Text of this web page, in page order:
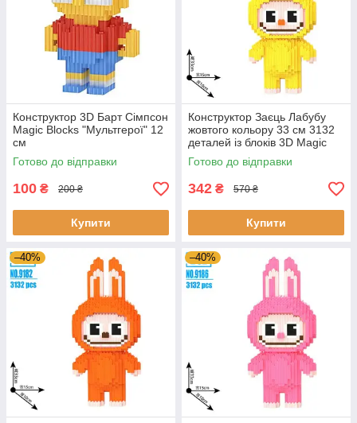
Конструктор 3D Барт Сімпсон
Magic Blocks "Мультгерої" 12
см
Готово до відправки
100 ₴ 200 ₴
Купити
Конструктор Заєць Лабубу
жовтого кольору 33 см 3132
деталей із блоків 3D Magic
Blocks, блокові конструктори
Готово до відправки
342 ₴ 570 ₴
Купити
–40% –40%